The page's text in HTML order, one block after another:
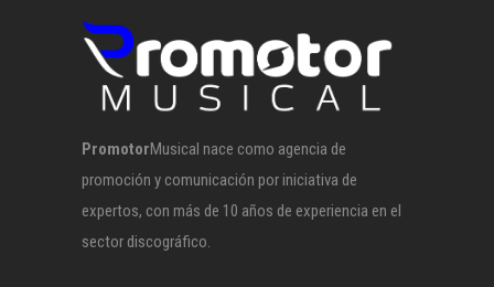
PromotorMusical nace como agencia de
promoción y comunicación por iniciativa de
expertos, con más de 10 años de experiencia en el
sector discográfico.